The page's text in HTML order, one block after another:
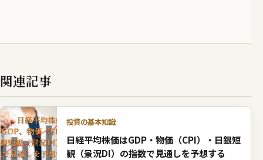
関連記事
投資の基本知識
日経平均株価はGDP・物価（CPI）・日銀短
観（景況DI）の指数で見通しを予想する